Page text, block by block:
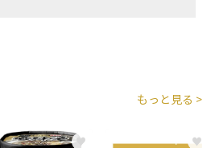
もっと見る >
♥ ♥